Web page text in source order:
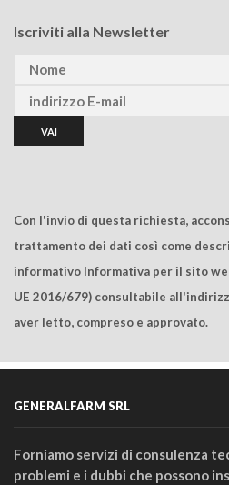
Iscriviti alla Newsletter
Con l'invio di questa richiesta,
trattamento dei dati così come
informativo Informativa per il sito
UE 2016/679) consultabile
aver letto, compreso e approvato.
GENERALFARM SRL
Forniamo servizi di consulenza
problemi e i dubbi che possono